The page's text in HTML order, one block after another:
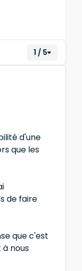
1 / 5
d'une
que les
de faire
que c'est
nous